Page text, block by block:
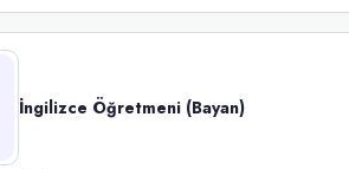
İngilizce Öğretmeni (Bayan)